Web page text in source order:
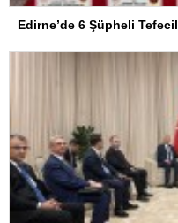
Edirne’de 6 Şüpheli